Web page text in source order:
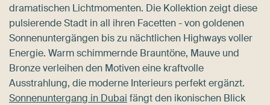
dramatischen Lichtmomenten. Die Kollektion zeigt diese
pulsierende Stadt in all ihren Facetten - von goldenen
Sonnenuntergängen bis zu nächtlichen Highways voller
Energie. Warm schimmernde Brauntöne, Mauve und
Bronze verleihen den Motiven eine kraftvolle
Ausstrahlung, die moderne Interieurs perfekt ergänzt.
Sonnenuntergang in Dubai fängt den ikonischen Blick